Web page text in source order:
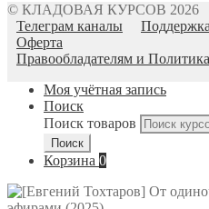
© КЛАДОВАЯ КУРСОВ 2026
Телеграм каналы
Поддержка
Оферта
Правообладателям и
Моя учётная запись
Поиск
Поиск товаров
Поиск
Корзина 0